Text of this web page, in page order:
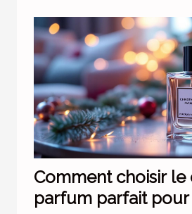
Comment choisir
parfum parfait pour